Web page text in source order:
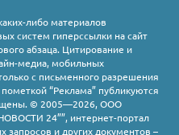
либо материалов
систем гиперссылки на сайт
абзаца. Цитирование и
медиа, мобильных
с письменного разрешения
“Реклама” публикуются
© 2005—2026, ООО
24””, интернет-портал
запросов и других документов –